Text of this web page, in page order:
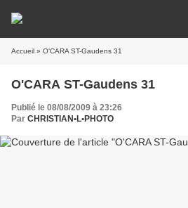
Accueil » O'CARA ST-Gaudens 31
O'CARA ST-Gaudens 31
Publié le 08/08/2009 à 23:26
Par CHRISTIAN•L•PHOTO